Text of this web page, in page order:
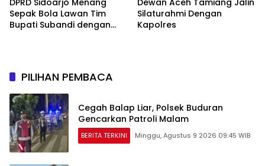
Sepak Bola Lawan Tim
Bupati Subandi dengan
Silaturahmi Dengan
Kapolres
PILIHAN PEMBACA
Cegah Balap Liar, Polsek Buduran
Gencarkan Patroli Malam
BERITA TERKINI Minggu, Agustus 9 2026 09:45 WIB